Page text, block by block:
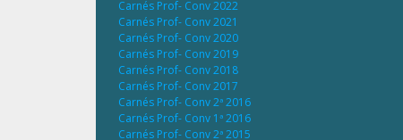
Carnés Prof- Conv 2022
Carnés Prof- Conv 2021
Carnés Prof- Conv 2020
Carnés Prof- Conv 2019
Carnés Prof- Conv 2018
Carnés Prof- Conv 2017
Carnés Prof- Conv 2ª 2016
Carnés Prof- Conv 1ª 2016
Carnés Prof- Conv 2ª 2015